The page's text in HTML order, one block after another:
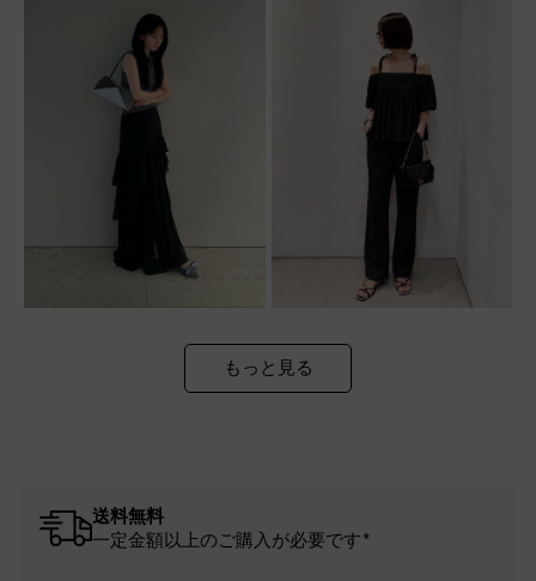
もっと見る
送料無料
一定金額以上のご購入が必要です*